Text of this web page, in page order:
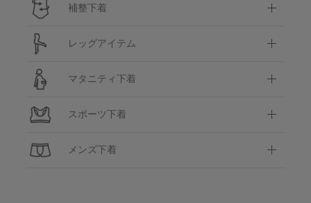
補整下着
レッグアイテム
マタニティ下着
スポーツ下着
メンズ下着